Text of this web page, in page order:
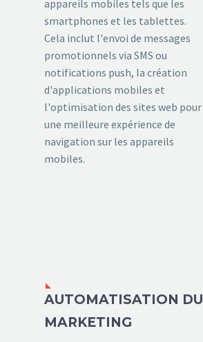
appareils mobiles tels que les
smartphones et les tablettes.
Cela inclut l'envoi de messages
promotionnels via SMS ou
notifications push, la création
d'applications mobiles et
l'optimisation des sites web pour
une meilleure expérience de
navigation sur les appareils
mobiles.
AUTOMATISATION DU
MARKETING